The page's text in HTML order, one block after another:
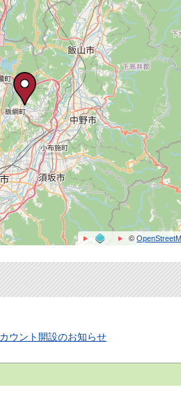
©
ウント開設のお知らせ